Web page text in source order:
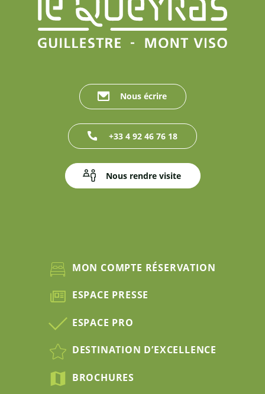
Nous écrire
+33 4 92 46 76 18
Nous rendre visite
MON COMPTE RÉSERVATION
ESPACE PRESSE
ESPACE PRO
DESTINATION D’EXCELLENCE
BROCHURES